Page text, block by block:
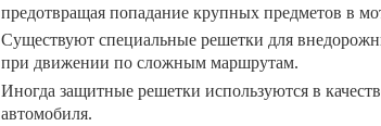
предотвращая попадание крупных предметов в
Существуют специальные решетки для
при движении по сложным маршрутам.
Иногда защитные решетки используются в
автомобиля.